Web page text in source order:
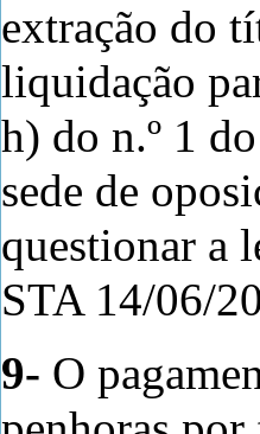
extração do
liquidação
h) do n.º 1
sede de
questionar a
STA 14/06/
9- O